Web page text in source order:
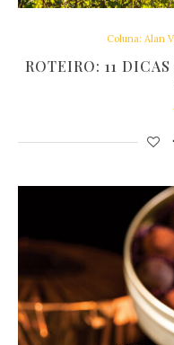
Coluna: Alan
ROTEIRO: 11